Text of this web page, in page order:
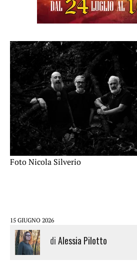
Foto Nicola Silverio
15 GIUGNO 2026
diAlessia Pilotto